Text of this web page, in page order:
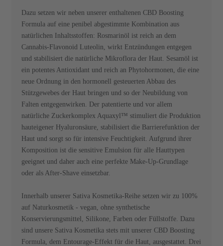
Dazu setzen wir neben unserer enthaltenen CBD Boosting
Formula auf eine penibel abgestimmte Kombination aus
natürlichen Inhaltsstoffen: Rosmarinöl ist reich an dem
Cannabis-Flavonoid Luteolin, wirkt Entzündungen entgegen
und stabilisiert die natürliche Mikroflora der Haut. Sesamöl ist
ein potentes Antioxidant und reich an Phytohormonen, die eine
neue Ordnung in den hormonell gesteuerten Abbau des
Stützgewebes der Haut bringen und so der Neubildung von
Falten entgegenwirken. Der patentierte und vor allem
natürliche Zuckerkomplex Aquaxyl™ stimuliert die Produktion
hauteigener Hyaluronsäure, stabilisiert die Barrierefunktion der
Haut und sorgt so für intensive Feuchtigkeit. Aufgrund ihrer
Komposition ist die sensitive Emulsion für alle Hauttypen
geeignet und daher auch eine perfekte Make-Up-Grundlage
oder als After-Shave einsetzbar.
Innerhalb unserer Sativa Kosmetika-Reihe setzen wir zu 100%
auf Naturkosmetik - vegan, ohne synthetische
Konservierungsmittel, Silikone, Farben oder Füllstoffe. Dazu
sind unsere Sativa Kosmetika stets mit unserer CBD Boosting
Formula, dem Entourage-Effekt für die Haut, ausgestattet. Drei